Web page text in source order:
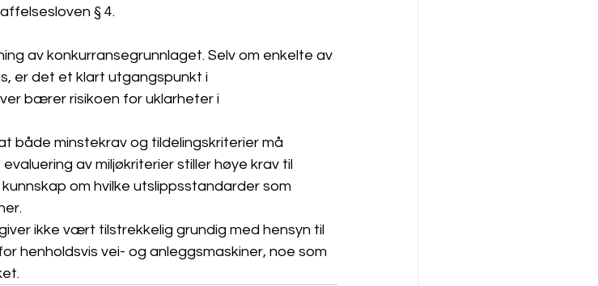
§ 4.
av konkurransegrunnlaget. Selv om enkelte av
er det et klart utgangspunkt i
bærer risikoen for uklarheter i
både minstekrav og tildelingskriterier må
av miljøkriterier stiller høye krav til
om hvilke utslippsstandarder som
ikke vært tilstrekkelig grundig med hensyn til
henholdsvis vei- og anleggsmaskiner, noe som